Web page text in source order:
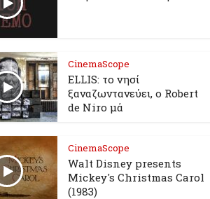
CinemaScope
ELLIS: το νησί
ξαναζωντανεύει, o Robert
de Niro μά
CinemaScope
Walt Disney presents
Mickey's Christmas Carol
(1983)